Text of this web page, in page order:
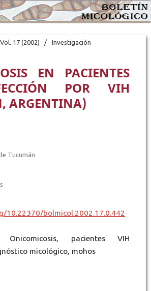
Vol. 17 (2002) / Investigación
EN PACIENTES
POR VIH
ARGENTINA)
Tucumán
10.22370/bolmicol.2002.17.0.442
Onicomicosis, pacientes VIH
micológico, mohos